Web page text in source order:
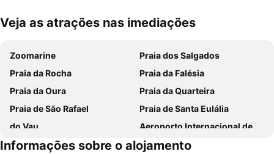
Ampliar mapa
Veja as atrações nas imediações
Zoomarine
Praia dos Salgados
Praia da Rocha
Praia da Falésia
Praia da Oura
Praia da Quarteira
Praia de São Rafael
Praia de Santa Eulália
do Vau
Aeroporto Internacional de Faro - Gago Coutinho
Praia da Galé
slide & splash
Informações sobre o alojamento